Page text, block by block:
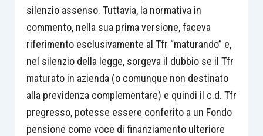
silenzio assenso. Tuttavia, la normativa in
commento, nella sua prima versione, faceva
riferimento esclusivamente al Tfr “maturando” e,
nel silenzio della legge, sorgeva il dubbio se il Tfr
maturato in azienda (o comunque non destinato
alla previdenza complementare) e quindi il c.d. Tfr
pregresso, potesse essere conferito a un Fondo
pensione come voce di finanziamento ulteriore